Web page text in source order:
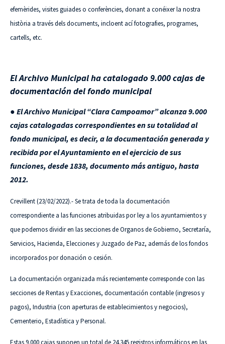
efemèrides, visites guiades o conferències, donant a conéixer la nostra
història a través dels documents, incloent ací fotografies, programes,
cartells, etc.
El Archivo Municipal ha catalogado 9.000 cajas de
documentación del fondo municipal
● El Archivo Municipal “Clara Campoamor” alcanza 9.000
cajas catalogadas correspondientes en su totalidad al
fondo municipal, es decir, a la documentación generada y
recibida por el Ayuntamiento en el ejercicio de sus
funciones, desde 1838, documento más antiguo, hasta
2012.
Crevillent (23/02/2022).- Se trata de toda la documentación
correspondiente a las funciones atribuidas por ley a los ayuntamientos y
que podemos dividir en las secciones de Organos de Gobierno, Secretaría,
Servicios, Hacienda, Elecciones y Juzgado de Paz, además de los fondos
incorporados por donación o cesión.
La documentación organizada más recientemente corresponde con las
secciones de Rentas y Exacciones, documentación contable (ingresos y
pagos), Industria (con aperturas de establecimientos y negocios),
Cementerio, Estadística y Personal.